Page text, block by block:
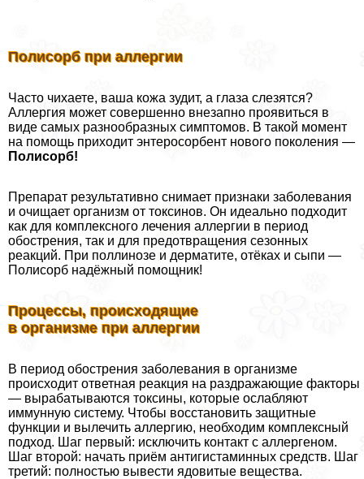
Полисорб при аллергии
Часто чихаете, ваша кожа зудит, а глаза слезятся?
Аллергия может совершенно внезапно проявиться в
виде самых разнообразных симптомов. В такой момент
на помощь приходит энтеросорбент нового поколения —
Полисорб!
Препарат результативно снимает признаки заболевания
и очищает организм от токсинов. Он идеально подходит
как для комплексного лечения аллергии в период
обострения, так и для предотвращения сезонных
реакций. При поллинозе и дерматите, отёках и сыпи —
Полисорб надёжный помощник!
Процессы, происходящие
в организме при аллергии
В период обострения заболевания в организме
происходит ответная реакция на раздражающие факторы
— выpaбатываются токсины, которые ослабляют
иммунную систему. Чтобы восстановить защитные
функции и вылечить аллергию, необходим комплексный
подход. Шаг первый: исключить контакт с аллергеном.
Шаг второй: начать приём антигистаминных средств. Шаг
третий: полностью вывести ядовитые вещества.